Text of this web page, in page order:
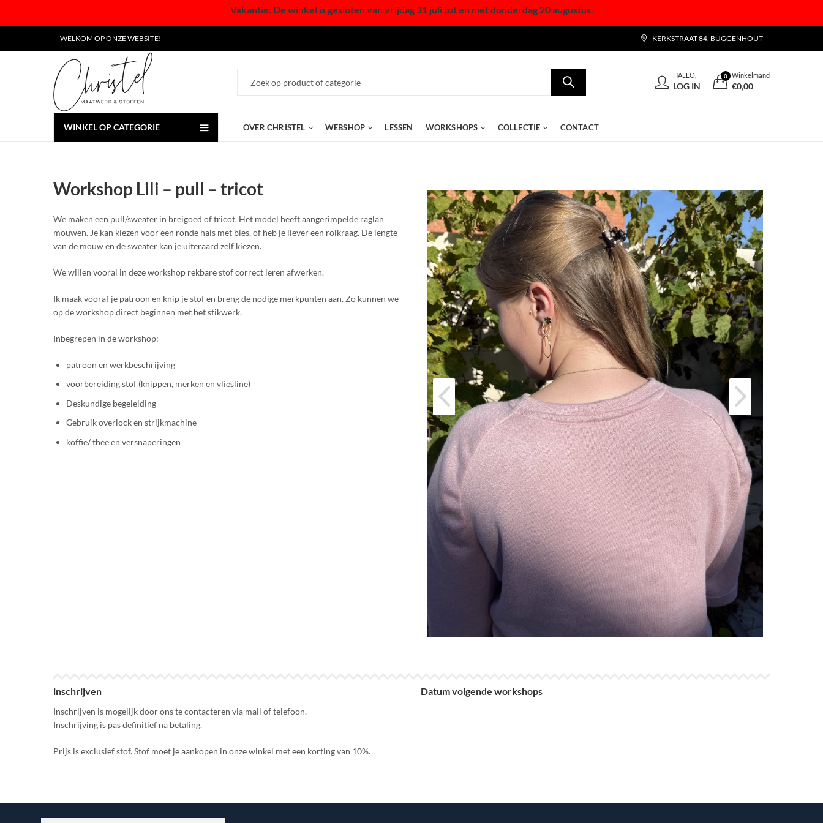
Vakantie: De winkel is gesloten van vrijdag 31 juli tot en met donderdag 20 augustus.
WELKOM OP ONZE WEBSITE! KERKSTRAAT 84, BUGGENHOUT
HALLO,
LOG IN
0 Winkelmand
€0,00
WINKEL OP CATEGORIE OVER CHRISTEL WEBSHOP LESSEN WORKSHOPS COLLECTIE CONTACT
Workshop Lili – pull – tricot
We maken een pull/sweater in breigoed of tricot. Het model heeft aangerimpelde raglan
mouwen. Je kan kiezen voor een ronde hals met bies, of heb je liever een rolkraag. De lengte
van de mouw en de sweater kan je uiteraard zelf kiezen.
We willen vooral in deze workshop rekbare stof correct leren afwerken.
Ik maak vooraf je patroon en knip je stof en breng de nodige merkpunten aan. Zo kunnen we
op de workshop direct beginnen met het stikwerk.
Inbegrepen in de workshop:
patroon en werkbeschrijving
voorbereiding stof (knippen, merken en vliesline)
Deskundige begeleiding
Gebruik overlock en strijkmachine
koffie/ thee en versnaperingen
inschrijven
Inschrijven is mogelijk door ons te contacteren via mail of telefoon.
Inschrijving is pas definitief na betaling.
Prijs is exclusief stof. Stof moet je aankopen in onze winkel met een korting van 10%.
Datum volgende workshops